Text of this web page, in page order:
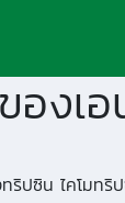
ปซิน ไคโมท